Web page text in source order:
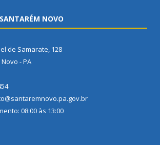
NOVO
de Samarate, 128
- PA
08:00 às 13:00